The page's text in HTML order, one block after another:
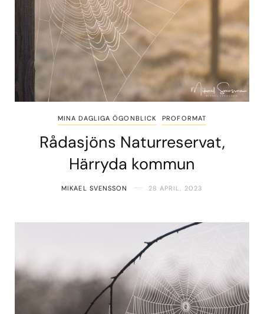
MINA DAGLIGA ÖGONBLICK PROFORMAT
Rådasjöns Naturreservat,
Härryda kommun
MIKAEL SVENSSON 28 APRIL, 2023